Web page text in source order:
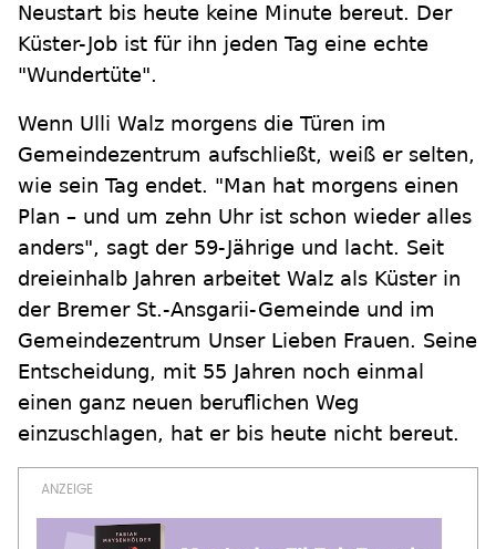
Neustart bis heute keine Minute bereut. Der
Küster-Job ist für ihn jeden Tag eine echte
"Wundertüte".
Wenn Ulli Walz morgens die Türen im
Gemeindezentrum aufschließt, weiß er selten,
wie sein Tag endet. "Man hat morgens einen
Plan – und um zehn Uhr ist schon wieder alles
anders", sagt der 59-Jährige und lacht. Seit
dreieinhalb Jahren arbeitet Walz als Küster in
der Bremer St.-Ansgarii-Gemeinde und im
Gemeindezentrum Unser Lieben Frauen. Seine
Entscheidung, mit 55 Jahren noch einmal
einen ganz neuen beruflichen Weg
einzuschlagen, hat er bis heute nicht bereut.